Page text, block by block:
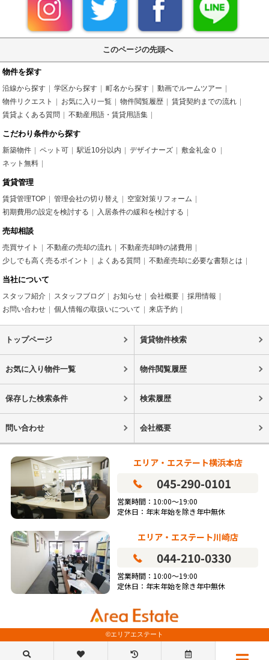
このページの先頭へ
物件を探す
沿線から探す 学区から探す 町名から探す
動画でルームツアー
物件リクエスト
お気に入り一覧 物件閲覧履歴
賃貸契約までの流れ
賃貸よくある質問
不動産用語・賃貸用語集
こだわり条件から探す
新築物件 ペット可 駅近10分以内 デザイナーズ
敷金礼金０
ネット無料
賃貸管理
賃貸管理TOP 管理会社の切り替え
空室対策リフォーム
初期費用の設定を検討する
入居条件の緩和を検討する
売却相談
売買サイト 不動産の売却の流れ
不動産売却時の諸費用
少しでも高く売るポイント
よくある質問 不動産売却に必要な書類とは
当社について
スタッフ紹介 スタッフブログ お知らせ 会社概要
採用情報
お問い合わせ
個人情報の取扱いについて 来店予約
トップページ 賃貸物件検索
お気に入り物件一覧 物件閲覧履歴
保存した検索条件 検索履歴
問い合わせ 会社概要
エリア・エステート横浜本店
045-290-0101
営業時間：10:00～19:00
定休日：年末年始を除き年中無休
エリア・エステート川崎店
044-210-0330
営業時間：10:00～19:00
定休日：年末年始を除き年中無休
©エリアエステート